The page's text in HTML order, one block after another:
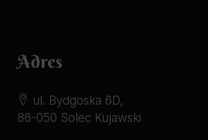
Adres
ul. Bydgoska 6D,
86-050 Solec Kujawski